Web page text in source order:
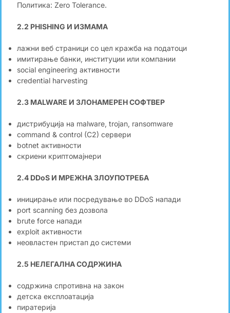
Политика: Zero Tolerance.
2.2 PHISHING И ИЗМАМА
лажни веб страници со цел кражба на податоци
имитирање банки, институции или компании
social engineering активности
credential harvesting
2.3 MALWARE И ЗЛОНАМЕРЕН СОФТВЕР
дистрибуција на malware, trojan, ransomware
command & control (C2) сервери
botnet активности
скриени криптомајнери
2.4 DDoS И МРЕЖНА ЗЛОУПОТРЕБА
иницирање или посредување во DDoS напади
port scanning без дозвола
brute force напади
exploit активности
неовластен пристап до системи
2.5 НЕЛЕГАЛНА СОДРЖИНА
содржина спротивна на закон
детска експлоатација
пиратерија